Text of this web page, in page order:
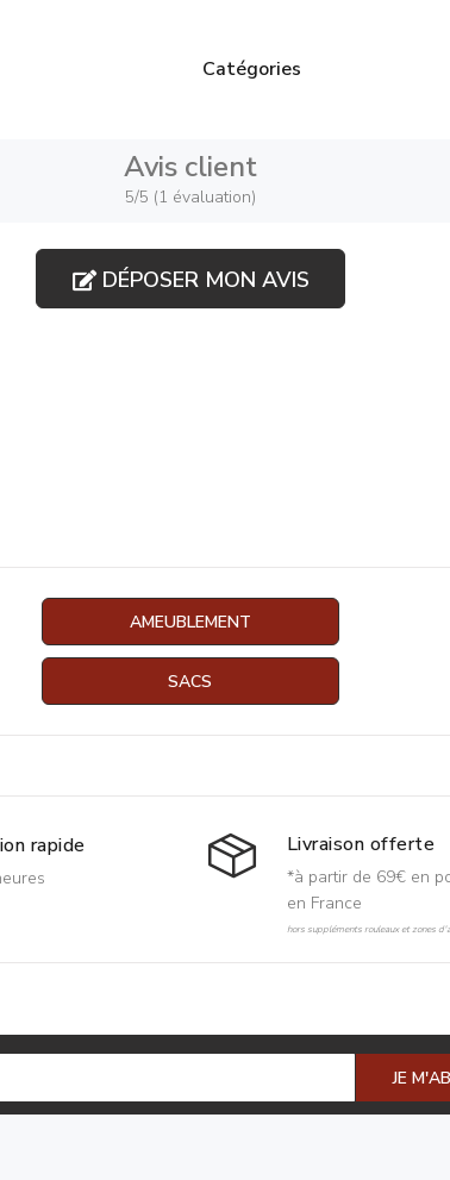
Catégories
Avis client
5/5 (1 évaluation)
DÉPOSER MON AVIS
AMEUBLEMENT
SACS
rapide Livraison offerte
*à partir de 69€ en
en France
hors suppléments rouleaux et zones
JE